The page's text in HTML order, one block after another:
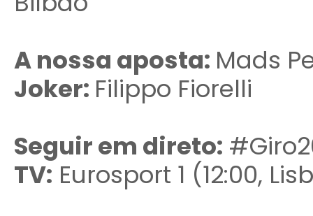
A nossa aposta: Mads
Joker: Filippo Fiorelli
Seguir em direto:
TV: Eurosport 1 (12:00,